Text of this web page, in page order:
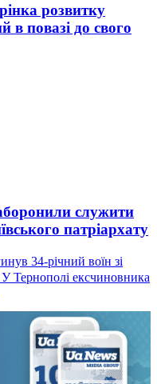
розвитку
в повазі до свого
служити
патріархату
34-річний воїн зі
У Тернополі ексчиновника